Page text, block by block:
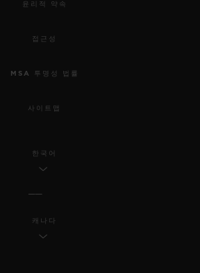
윤리적 약속
접근성
MSA 투명성 법률
사이트맵
한국어
캐나다